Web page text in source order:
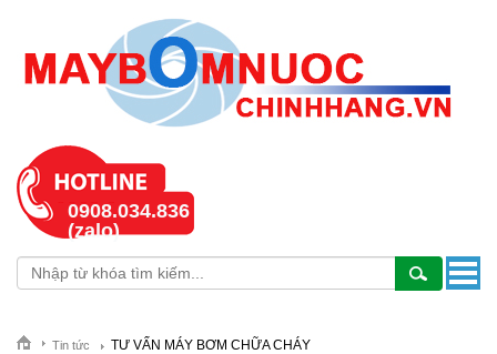
0908.034.836
(zalo)
Tin tức TƯ VẤN MÁY BƠM CHỮA CHÁY